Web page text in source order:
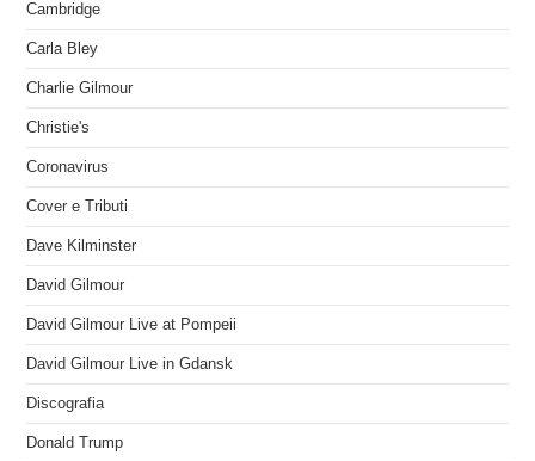
Cambridge
Carla Bley
Charlie Gilmour
Christie's
Coronavirus
Cover e Tributi
Dave Kilminster
David Gilmour
David Gilmour Live at Pompeii
David Gilmour Live in Gdansk
Discografia
Donald Trump